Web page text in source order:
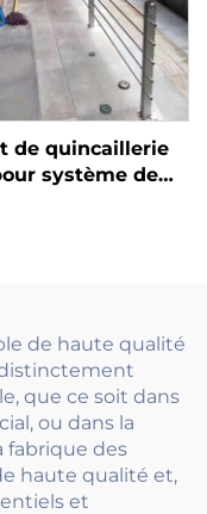
de quincaillerie
système de
tendeurs
de haute qualité
que ce soit dans
ou dans la
fabrique des
haute qualité et,
et